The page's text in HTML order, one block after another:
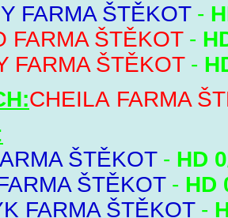
FARMA ŠTĚKOT-
FARMA ŠTĚKOT-
FARMA ŠTĚKOT-
CHEILA FARMA
ŠTĚKOT- HD
ŠTĚKOT- HD
FARMA ŠTĚKOT-